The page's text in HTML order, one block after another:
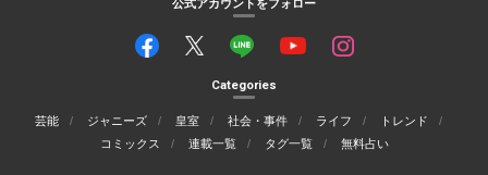
公式アカウントをフォロー
Categories
芸能 ジャニーズ 皇室 社会・事件 ライフ
トレンド
コミックス
連載一覧 タグ一覧 無料占い